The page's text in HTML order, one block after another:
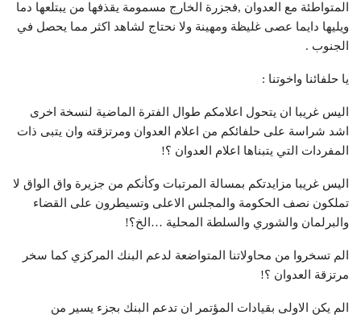
المتواطئة مع العدوان ,فجزرة الخارج مسمومة يقذفها من يبتلعها دما
ويليها دايما عصى غليظة ومهينة ولا نحتاج لشاهد اكثر مما يحصل في
الجنوب .
يا حلفائنا واخوتنا :
اليس غريبا ان يتحول اعلامكم طوال الفترة الماضية لنسخة اخرى
اشد شراسة على حلفائكم من اعلام العدوان ومرتزقته وان يتبى ذات
المفردات التي يتبناها اعلام العدوان ؟!
اليس غريبا مزايدتكم بمسالة المرتبات وكأنكم من جزيرة واق الواق لا
تملكون نصف الحكومة والمجلس الاعلى وتسيطرون على القضاء
والبرلمان والشوري والسلطة المحلية …الخ؟!
الم تسخروا من محاولاتنا المتواضعة لدعم البنك المركزي كما سخر
مرتزقة العدوان ؟!
الم يكن الاولى بقيادات المؤتمر ان تدعم البنك بجزء يسير من